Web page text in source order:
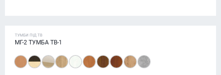
ТУМБИ ПІД ТВ
МГ-2 ТУМБА ТВ-1